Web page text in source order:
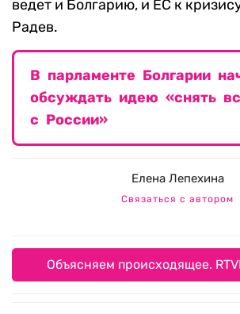
ведет и Болгарию, и ЕС к
Радев.
В парламенте Болгарии
обсуждать идею «снять
с России»
Елена Лепехина
Связаться с автором
Объясняем происходящее.